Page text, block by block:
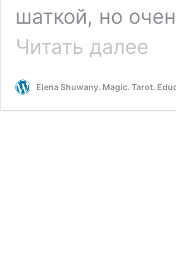
шаткой, но
Читать далее
души»
Elena Shuwany. Magic. Tarot.